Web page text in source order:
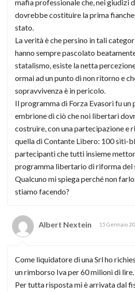
mafia professionale che, nei giudizi
dovrebbe costituire la prima
stato.
La verità è che persino in tali
hanno sempre pascolato
statalismo, esiste la netta
ormai ad un punto di non ritorno e
sopravvivenza è in pericolo.
Il programma di Forza Evasori fu
embrione di ciò che noi libertari
costruire, con una partecipazione e
quella di Contante Libero: 100 siti-
partecipanti che tutti insieme
programma libertario di riforma del
Qualcuno mi spiega perché non
stiamo facendo?
Albert Nextein 15 Gennaio
Come liquidatore di una Srl ho
un rimborso Iva per 60 milioni di lire.
Per tutta risposta mi è arrivata dal